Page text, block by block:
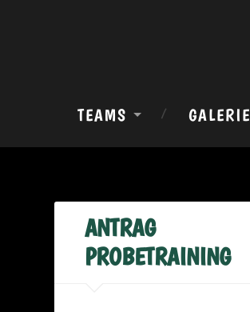
TEAMS GALERIE
ANTRAG
PROBETRAINING